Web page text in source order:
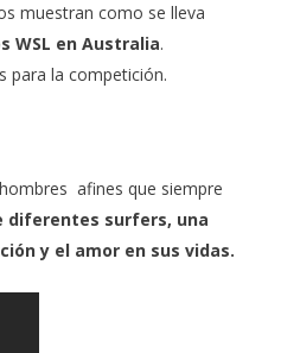
muestran como se lleva
WSL en Australia.
para la competición.
afines que siempre
diferentes surfers, una
y el amor en sus vidas.